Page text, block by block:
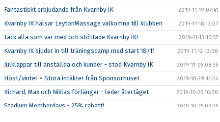
Fantastiskt erbjudande från Kvarnby IK 2019-11-19 07:41
Kvarnby IK hälsar LeytonMassage välkomna till klubben 2019-11-18 13:07
Tack alla som var med och stöttade Kvarnby IK! 2019-11-13 10:57
Kvarnby IK bjuder in till träningscamp med start 18/11 2019-11-12 12:00
Julklappar till anställda och kunder - stöd Kvarnby IK 2019-11-05 08:35
Höst/vinter = Stora intäkter från Sponsorhuset 2019-10-29 11:24
Richard, Max och Niklas förlänger - leder återtåget 2019-10-25 16:00
Stadium Memberdays - 25% rabatt! 2019-10-25 09:15